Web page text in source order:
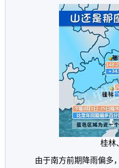
桂林
由于南方前期降雨偏多